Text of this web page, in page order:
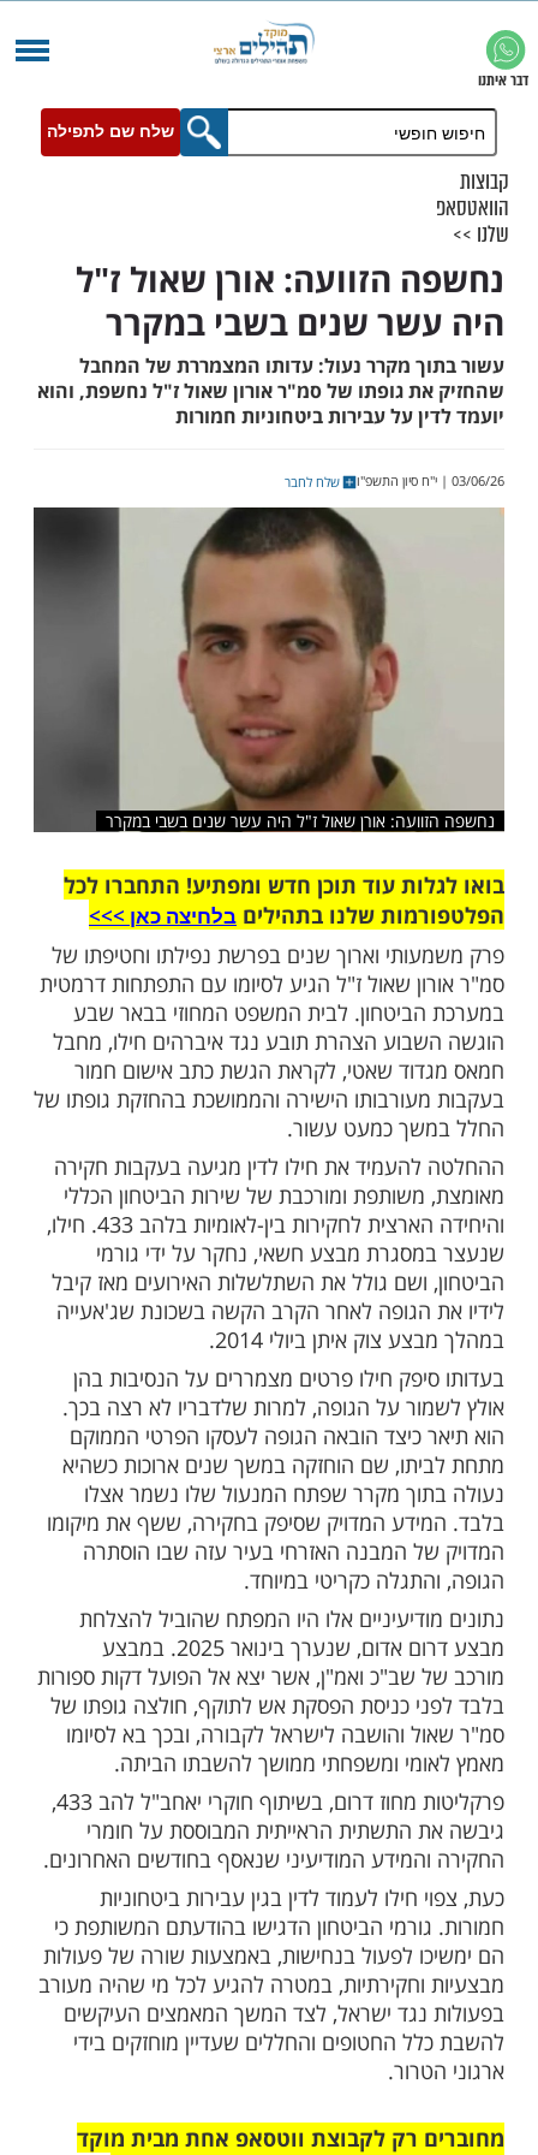
שלח שם לתפילה
הזוועה: אורן שאול ז"ל
שנים בשבי במקרר
גופתו של סמ"ר אורון שאול ז"ל נחשפת, והוא
על עבירות ביטחוניות חמורות
אורן שאול ז"ל היה עשר שנים בשבי במקרר
עוד תוכן חדש ומפתיע! התחברו לכל
שלנו בתהילים בלחיצה כאן >>>​
וארוך שנים בפרשת נפילתו וחטיפתו של
שאול ז"ל הגיע לסיומו עם התפתחות דרמטית
לבית המשפט המחוזי בבאר שבע
הצהרת תובע נגד איברהים חילו, מחבל
שאטי, לקראת הגשת כתב אישום חמור
הישירה והממושכת בהחזקת גופתו של
כמעט עשור.
את חילו לדין מגיעה בעקבות חקירה
ומורכבת של שירות הביטחון הכללי
והיחידה הארצית לחקירות בין-לאומיות בלהב 433. חילו,
מבצע חשאי, נחקר על ידי גורמי
ושם גולל את השתלשלות האירועים מאז קיבל
הגופה לאחר הקרב הקשה בשכונת שג'אעייה
צוק איתן ביולי 2014.
חילו פרטים מצמררים על הנסיבות בהן
על הגופה, למרות שלדבריו לא רצה בכך.
כיצד הובאה הגופה לעסקו הפרטי הממוקם
שם הוחזקה במשך שנים ארוכות כשהיא
מקרר שפתח המנעול שלו נשמר אצלו
המדויק שסיפק בחקירה, ששף את מיקומו
המבנה האזרחי בעיר עזה שבו הוסתרה
כקריטי במיוחד.
אלו היו המפתח שהוביל להצלחת
מבצע דרום אדום, שנערך בינואר 2025. במבצע
כניסת הפסקת אש לתוקף, חולצה גופתו של